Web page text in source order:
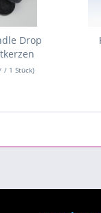
Drop
/ 1 Stück)